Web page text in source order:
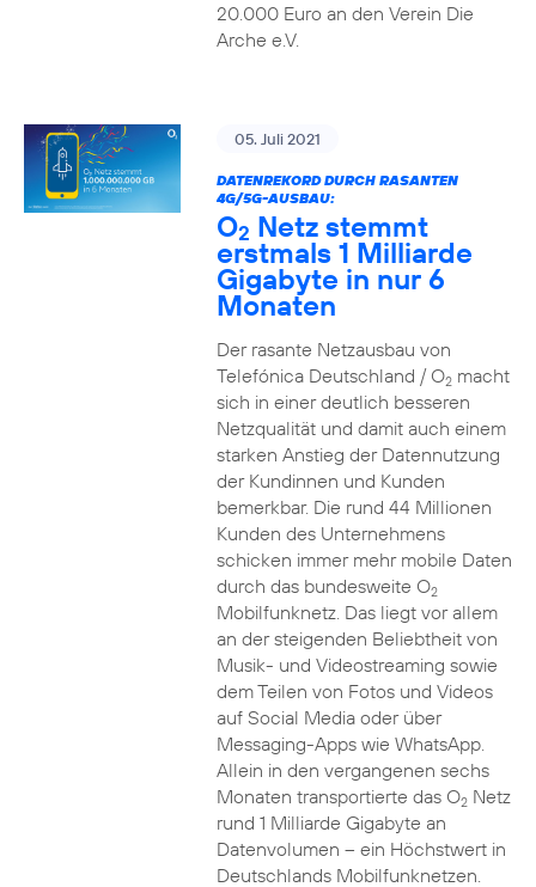
20.000 Euro an den Verein Die
Arche e.V.
05. Juli 2021
DATENREKORD DURCH RASANTEN
4G/5G-AUSBAU:
O2 Netz stemmt
erstmals 1 Milliarde
Gigabyte in nur 6
Monaten
Der rasante Netzausbau von
Telefónica Deutschland / O2macht
sich in einer deutlich besseren
Netzqualität und damit auch einem
starken Anstieg der Datennutzung
der Kundinnen und Kunden
bemerkbar. Die rund 44 Millionen
Kunden des Unternehmens
schicken immer mehr mobile Daten
durch das bundesweite O2
Mobilfunknetz. Das liegt vor allem
an der steigenden Beliebtheit von
Musik- und Videostreaming sowie
dem Teilen von Fotos und Videos
auf Social Media oder über
Messaging-Apps wie WhatsApp.
Allein in den vergangenen sechs
Monaten transportierte das O2Netz
rund 1 Milliarde Gigabyte an
Datenvolumen – ein Höchstwert in
Deutschlands Mobilfunknetzen.